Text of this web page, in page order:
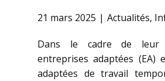
21 mars 2025 Actualités,
Dans le cadre de leur
entreprises adaptées (EA)
adaptées de travail